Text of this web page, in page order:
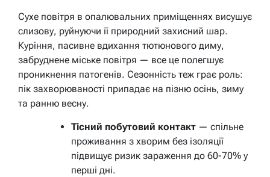
Сухе повітря в опалювальних приміщеннях висушує
слизову, руйнуючи її природний захисний шар.
Куріння, пасивне вдихання тютюнового диму,
забруднене міське повітря — все це полегшує
проникнення патогенів. Сезонність теж грає роль:
пік захворюваності припадає на пізню осінь, зиму
та ранню весну.
Тісний побутовий контакт — спільне
проживання з хворим без ізоляції
підвищує ризик зараження до 60-70% у
перші дні.